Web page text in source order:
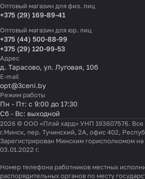
Оптовый магазин для физ. лиц
+375 (29) 169-89-41
Оптовый магазин для юр. лиц
+375 (44) 500-88-99
+375 (29) 120-99-53
Адрес
д. Тарасово, ул. Луговая, 10б
E-mail
opt@3ceni.by
Режим работы
Пн - Пт: с 9:00 до 17:30
Сб - Вс: выходной
2026 © ООО «Плэй хард» УНП 193607576.
г.Минск, пер. Тучинский, 2А, офис 402,
Зарегистрирован Минским горисполкомом
03.01.2022 г.
Номер телефона работников местных
распорядительных органов по месту
Настройки файлов cookie